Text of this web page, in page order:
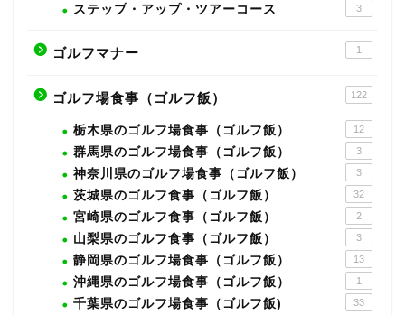
ステップ・アップ・ツアーコース 3
ゴルフマナー 1
ゴルフ場食事（ゴルフ飯） 122
栃木県のゴルフ場食事（ゴルフ飯） 12
群馬県のゴルフ場食事（ゴルフ飯） 3
神奈川県のゴルフ場食事（ゴルフ飯） 3
茨城県のゴルフ食事（ゴルフ飯） 32
宮崎県のゴルフ食事（ゴルフ飯） 2
山梨県のゴルフ食事（ゴルフ飯） 3
静岡県のゴルフ場食事（ゴルフ飯） 13
沖縄県のゴルフ場食事（ゴルフ飯） 1
千葉県のゴルフ場食事（ゴルフ飯) 33